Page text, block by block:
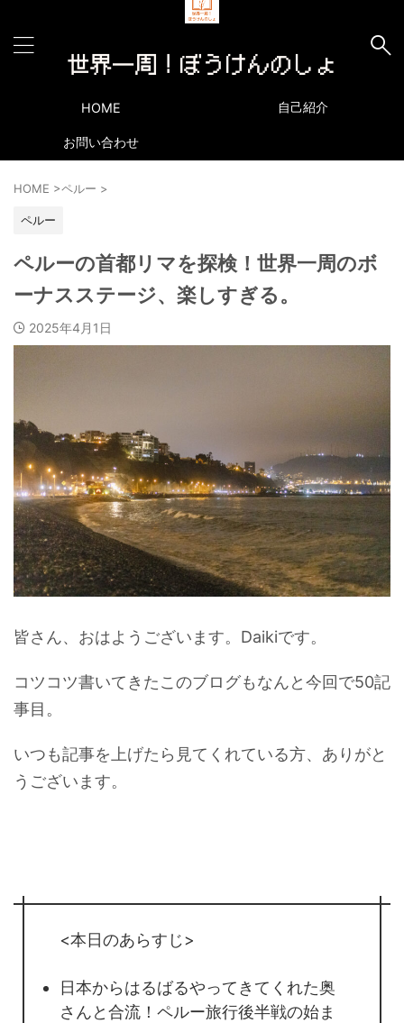
HOME 自己紹介
お問い合わせ
HOME >ペルー >
ペルー
ペルーの首都リマを探検！世界一周のボ
ーナスステージ、楽しすぎる。
2025年4月1日
皆さん、おはようございます。Daikiです。
コツコツ書いてきたこのブログもなんと今回で50記
事目。
いつも記事を上げたら見てくれている方、ありがと
うございます。
<本日のあらすじ>
日本からはるばるやってきてくれた奥
さんと合流！ペルー旅行後半戦の始ま